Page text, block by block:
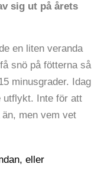
sig ut på årets
en liten veranda
snö på fötterna så
minusgrader. Idag
utflykt. Inte för att
men vem vet